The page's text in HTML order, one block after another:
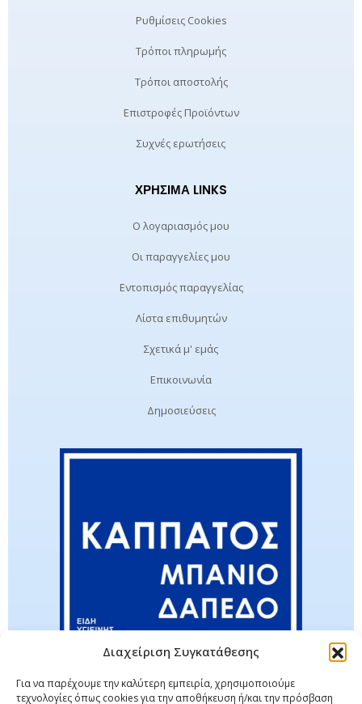
Διαχείριση Συγκατάθεσης
Για να παρέχουμε την καλύτερη εμπειρία, χρησιμοποιούμε
τεχνολογίες όπως cookies για την αποθήκευση ή/και την πρόσβαση
Ρυθμίσεις Cookies
Τρόποι πληρωμής
Τρόποι αποστολής
Επιστροφές Προϊόντων
Συχνές ερωτήσεις
ΧΡΉΣΙΜΑ LINKS
Ο λογαριασμός μου
Οι παραγγελίες μου
Εντοπισμός παραγγελίας
Λίστα επιθυμητών
Σχετικά μ' εμάς
Επικοινωνία
Δημοσιεύσεις